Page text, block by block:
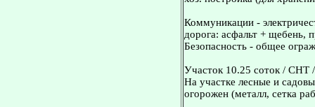
Коммуникации -
дорога: асфальт + щебень,
Безопасность - общее
Участок 10.25 соток / СНТ
На участке лесные и
огорожен (металл, сетка